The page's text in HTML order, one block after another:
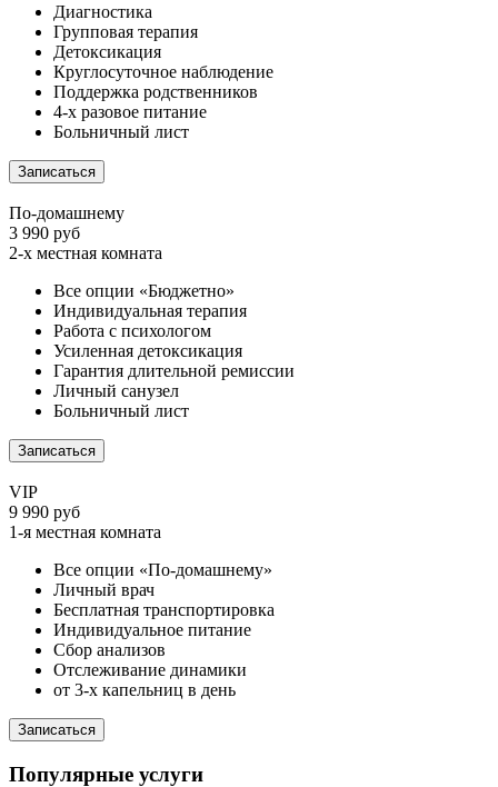
Диагностика
Групповая терапия
Детоксикация
Круглосуточное наблюдение
Поддержка родственников
4-х разовое питание
Больничный лист
Записаться
По-домашнему
3 990 руб
2-х местная комната
Все опции «Бюджетно»
Индивидуальная терапия
Работа с психологом
Усиленная детоксикация
Гарантия длительной ремиссии
Личный санузел
Больничный лист
Записаться
VIP
9 990 руб
1-я местная комната
Все опции «По-домашнему»
Личный врач
Бесплатная транспортировка
Индивидуальное питание
Сбор анализов
Отслеживание динамики
от 3-х капельниц в день
Записаться
Популярные услуги